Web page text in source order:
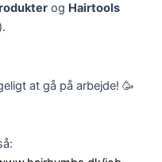
og Hairtools
at gå på arbejde! 🥳